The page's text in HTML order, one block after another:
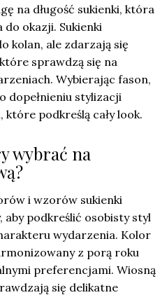
na długość sukienki, która
okazji. Sukienki
kolan, ale zdarzają się
sprawdzą się na
Wybierając fason,
dopełnieniu stylizacji
podkreślą cały look.
wybrać na
i wzorów sukienki
podkreślić osobisty styl
wydarzenia. Kolor
z porą roku
preferencjami. Wiosną
się delikatne